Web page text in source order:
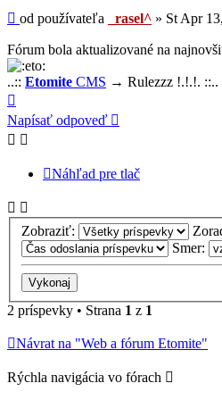
Príspevok
od používateľa _rasel^ » St Apr
Fórum bola aktualizované na
..:: Etomite CMS → Rulezzz !.!.!. ::..
Napísať odpoveď
Náhľad pre tlač
Zobraziť:
Smer:
2 príspevky • Strana 1 z 1
Návrat na "Web a fórum Etomite"
Rýchla navigácia vo fórach